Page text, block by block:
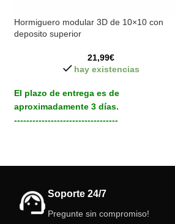
Hormiguero modular 3D de 10×10 con
deposito superior
21,99€
hay existencias
El plazo de entrega es de
aproximadamente 3 días.
----------------------------------
Características del hormiguero modular
Soporte 24/7
Pregunte sin compromiso!